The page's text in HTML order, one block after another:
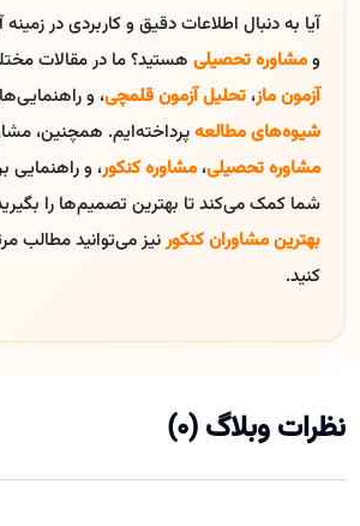
آیا به دنبال اطلاعات دقیق و کاربردی در
ومشاوره تحصیلی هستید؟ ما در مقالات
آزمون ماز، تحلیل آزمون قلمچی، و
شیوه‌های مطالعهپرداخته‌ایم. همچنین،
مشاوره تحصیلی، مشاوره کنکور، و راهنمایی
شما کمک می‌کند تا بهترین تصمیم‌ها را
بهترین مشاوران کنکورنیز می‌توانید مطالب
کنید.
نظرات وبلاگ (0)